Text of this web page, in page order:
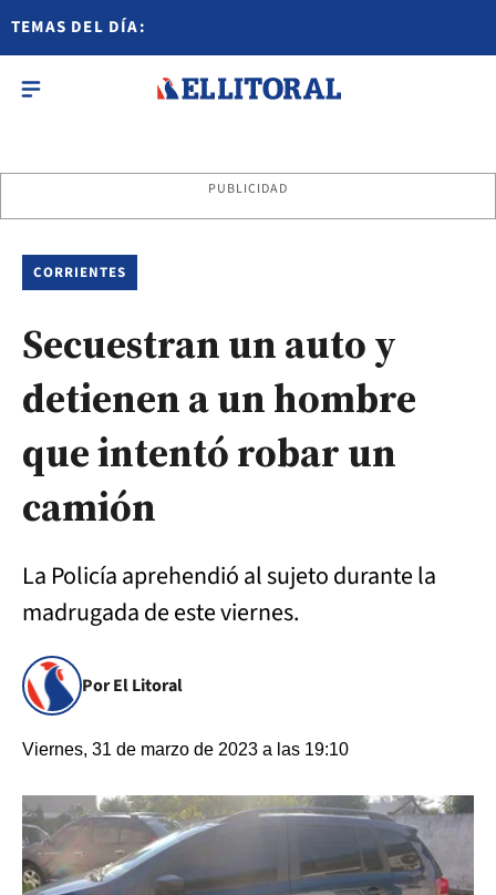
TEMAS DEL DÍA:
PUBLICIDAD
CORRIENTES
Secuestran un auto y
detienen a un hombre
que intentó robar un
camión
La Policía aprehendió al sujeto durante la
madrugada de este viernes.
Por El Litoral
Viernes, 31 de marzo de 2023 a las 19:10